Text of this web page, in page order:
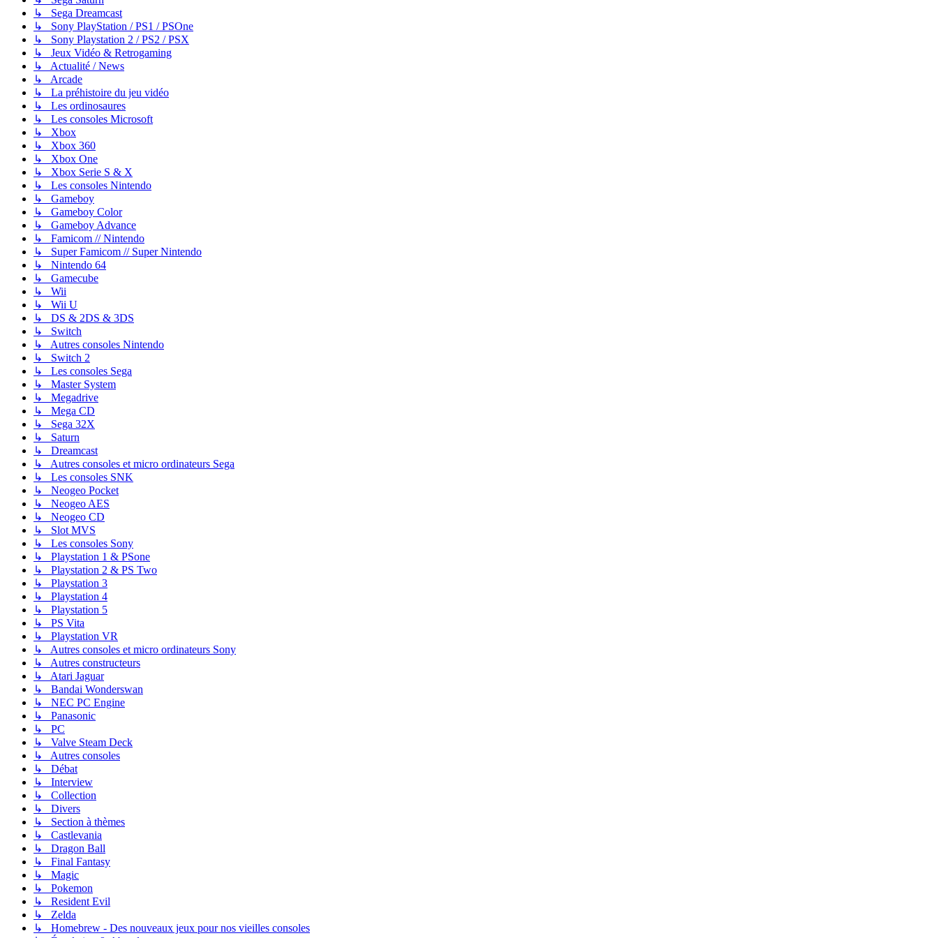
↳ Sega Dreamcast
↳ Sony PlayStation / PS1 / PSOne
↳ Sony Playstation 2 / PS2 / PSX
↳ Jeux Vidéo & Retrogaming
↳ Actualité / News
↳ Arcade
↳ La préhistoire du jeu vidéo
↳ Les ordinosaures
↳ Les consoles Microsoft
↳ Xbox
↳ Xbox 360
↳ Xbox One
↳ Xbox Serie S & X
↳ Les consoles Nintendo
↳ Gameboy
↳ Gameboy Color
↳ Gameboy Advance
↳ Famicom // Nintendo
↳ Super Famicom // Super Nintendo
↳ Nintendo 64
↳ Gamecube
↳ Wii
↳ Wii U
↳ DS & 2DS & 3DS
↳ Switch
↳ Autres consoles Nintendo
↳ Switch 2
↳ Les consoles Sega
↳ Master System
↳ Megadrive
↳ Mega CD
↳ Sega 32X
↳ Saturn
↳ Dreamcast
↳ Autres consoles et micro ordinateurs Sega
↳ Les consoles SNK
↳ Neogeo Pocket
↳ Neogeo AES
↳ Neogeo CD
↳ Slot MVS
↳ Les consoles Sony
↳ Playstation 1 & PSone
↳ Playstation 2 & PS Two
↳ Playstation 3
↳ Playstation 4
↳ Playstation 5
↳ PS Vita
↳ Playstation VR
↳ Autres consoles et micro ordinateurs Sony
↳ Autres constructeurs
↳ Atari Jaguar
↳ Bandai Wonderswan
↳ NEC PC Engine
↳ Panasonic
↳ PC
↳ Valve Steam Deck
↳ Autres consoles
↳ Débat
↳ Interview
↳ Collection
↳ Divers
↳ Section à thèmes
↳ Castlevania
↳ Dragon Ball
↳ Final Fantasy
↳ Magic
↳ Pokemon
↳ Resident Evil
↳ Zelda
↳ Homebrew - Des nouveaux jeux pour nos vieilles consoles